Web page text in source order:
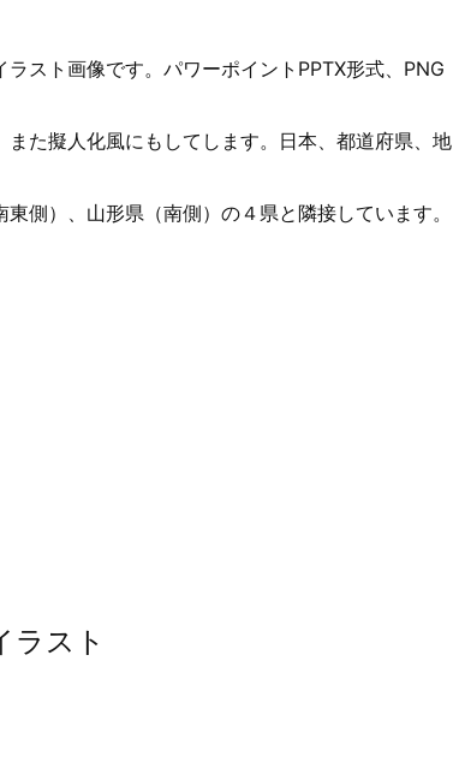
スト画像です。パワーポイントPPTX形式、PNG
た擬人化風にもしてします。日本、都道府県、地
側）、山形県（南側）の４県と隣接しています。
ラスト